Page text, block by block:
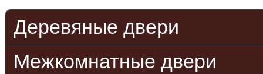
Деревяные двери
Межкомнатные двери